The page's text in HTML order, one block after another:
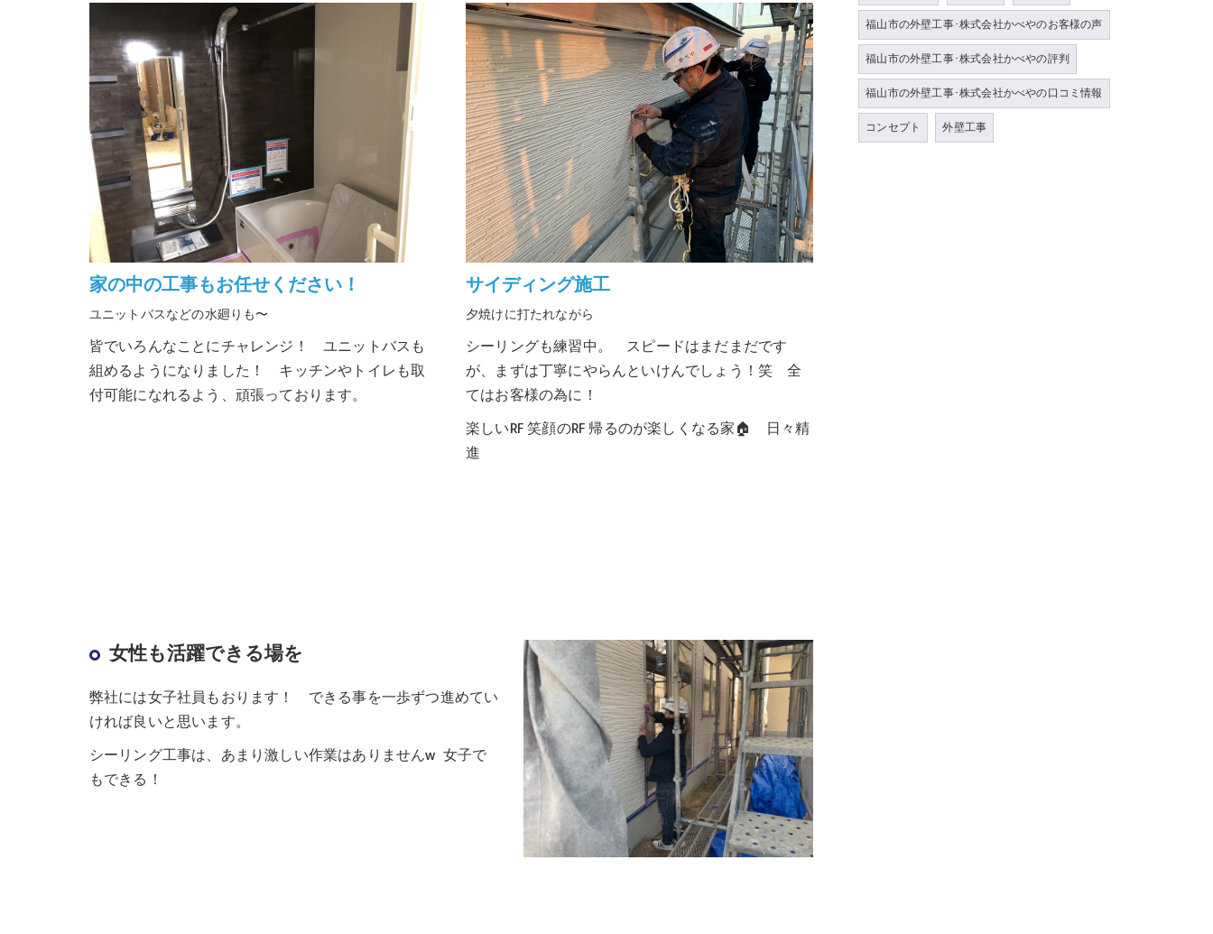
家の中の工事もお任せください！
ユニットバスなどの水廻りも〜
皆でいろんなことにチャレンジ！ ユニットバスも
組めるようになりました！ キッチンやトイレも取
付可能になれるよう、頑張っております。
サイディング施工
夕焼けに打たれながら
シーリングも練習中。 スピードはまだまだです
が、まずは丁寧にやらんといけんでしょう！笑 全
てはお客様の為に！
楽しいRF 笑顔のRF 帰るのが楽しくなる家🏠 日々精
進
女性も活躍できる場を
弊社には女子社員もおります！ できる事を一歩ずつ進めてい
ければ良いと思います。
シーリング工事は、あまり激しい作業はありませんw 女子で
もできる！
福山市の外壁工事･株式会社かべやのお客様の声
福山市の外壁工事･株式会社かべやの評判
福山市の外壁工事･株式会社かべやの口コミ情報
コンセプト
外壁工事